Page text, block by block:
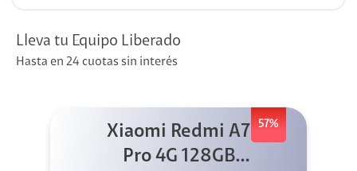
Lleva tu Equipo Liberado
Hasta en 24 cuotas sin interés
57%
Xiaomi Redmi A7
Pro 4G 128GB